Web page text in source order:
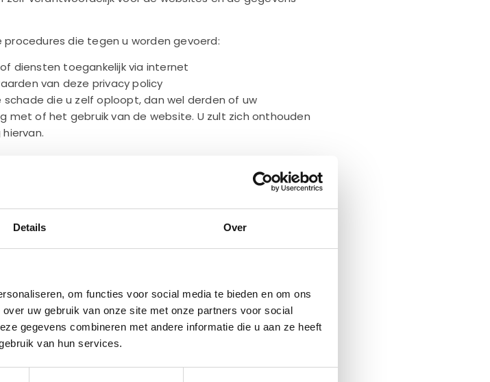
Details Over
om functies voor social media te bieden en om ons
uw gebruik van onze site met onze partners voor social
gegevens combineren met andere informatie die u aan ze heeft
van hun services.
procedures die tegen u worden gevoerd:
diensten toegankelijk via internet
van deze privacy policy
die u zelf oploopt, dan wel derden of uw
met of het gebruik van de website. U zult zich onthouden
nog zal lijden op u te verhalen.
over een geïdentificeerde of identificeerbare
een natuurlijke persoon die direct of indirect kan
een identificator zoals een naam, een
economische, culturele of sociale identiteit.
verzameld worden hoofdzakelijk gebruikt door de
u en indien aan de orde voor het verwerken van uw